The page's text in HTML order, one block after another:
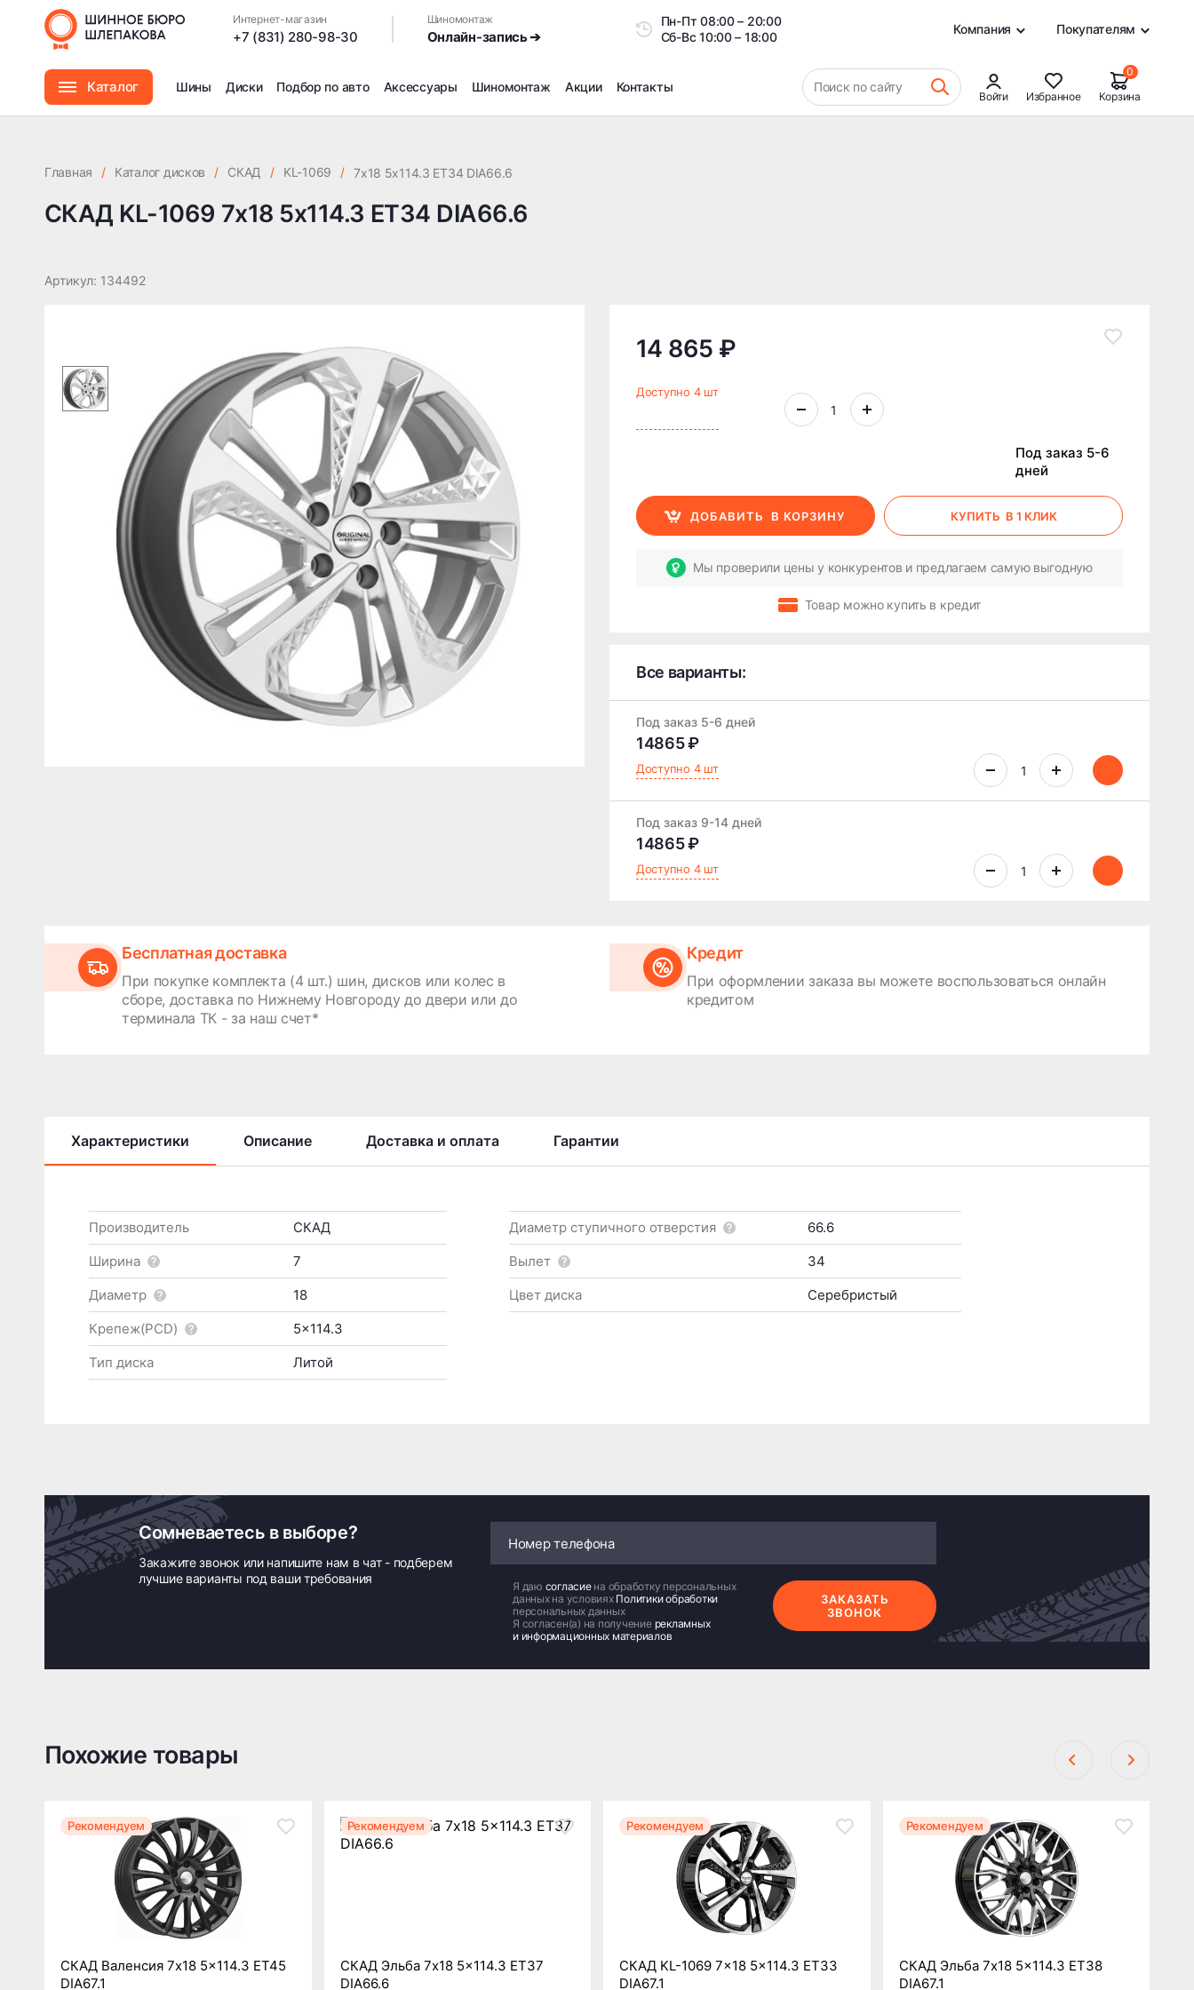
Интернет-магазин
+7 (831) 280-98-30
Шиномонтаж
Онлайн-запись ➔
Пн-Пт08:00 – 20:00
Сб-Вс10:00 – 18:00
Компания Покупателям
Каталог Шины Диски Подбор по авто Аксессуары Шиномонтаж
Сезонное хранение
Дошиповка, Ошиповка, Перешиповка зимней резины
Шумоизоляция покрышек
Подбор запчастей
Акции Контакты Поиск по сайту
Войти Избранное
0
Корзина
СКАД KL-1069 7x18 5x114.3 ET34 DIA66.6
Главная / Каталог дисков / СКАД / KL-1069 / 7x18 5x114.3 ET34 DIA66.6
СКАД KL-1069 7x18 5x114.3 ET34 DIA66.6
Артикул: 134492
14 865 ₽
Доступно 4 шт
Под заказ 5-6
дней
ДОБАВИТЬ В КОРЗИНУ КУПИТЬ В 1 КЛИК
Мы проверили цены у конкурентов и предлагаем самую выгодную
Товар можно купить в кредит
Все варианты:
Под заказ 5-6 дней
14865 ₽
Доступно 4 шт
Под заказ 9-14 дней
14865 ₽
Доступно 4 шт
Бесплатная доставка
При покупке комплекта (4 шт.) шин, дисков или колес в
сборе, доставка по Нижнему Новгороду до двери или до
терминала ТК - за наш счет*
Кредит
При оформлении заказа вы можете воспользоваться онлайн
кредитом
Характеристики Описание Доставка и оплата Гарантии
Производитель
СКАД
Ширина
7
Диаметр
18
Крепеж(PCD)
5x114.3
Тип диска
Литой
Диаметр ступичного отверстия
66.6
Вылет
34
Цвет диска
Серебристый
Сомневаетесь в выборе?
Закажите звонок или напишите нам в чат - подберем
лучшие варианты под ваши требования
Я даю согласие на обработку персональных
данных на условиях Политики обработки
персональных данных
Я согласен(а) на получение рекламных
и информационных материалов
ЗАКАЗАТЬ
ЗВОНОК
Похожие товары
Рекомендуем
СКАД Валенсия 7x18 5x114.3 ET45
DIA67.1
Рекомендуем
СКАД Эльба 7x18 5x114.3 ET37
DIA66.6
Рекомендуем
СКАД KL-1069 7x18 5x114.3 ET33
DIA67.1
Рекомендуем
СКАД Эльба 7x18 5x114.3 ET38
DIA67.1